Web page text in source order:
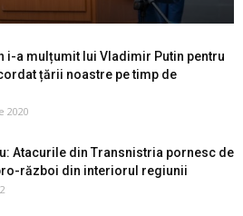
i-a mulțumit lui Vladimir Putin pentru
țării noastre pe timp de
2020
Atacurile din Transnistria pornesc de
război din interiorul regiunii